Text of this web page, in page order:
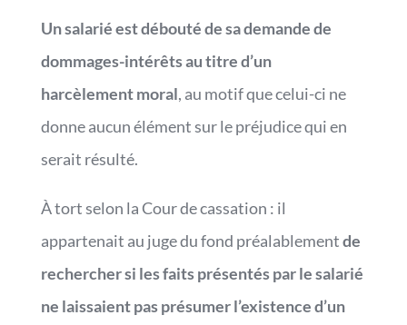
Un salarié est débouté de sa demande de
dommages-intérêts au titre d’un
harcèlement moral, au motif que celui-ci ne
donne aucun élément sur le préjudice qui en
serait résulté.
À tort selon la Cour de cassation : il
appartenait au juge du fond préalablementde
rechercher si les faits présentés par le salarié
ne laissaient pas présumer l’existence d’un